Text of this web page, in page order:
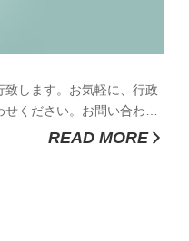
します。お気軽に、行政
ください。お問い合わせ
木6丁目15番21号桜木ビル
READ MORE